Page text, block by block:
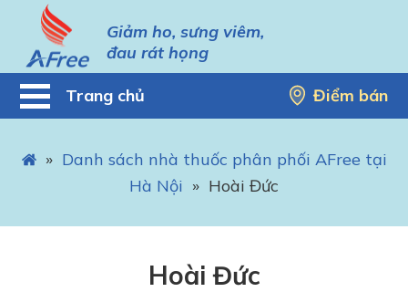
Giảm ho, sưng viêm,
đau rát họng
Trang chủ Điểm bán
» Danh sách nhà thuốc phân phối AFree tại
Hà Nội » Hoài Đức
Hoài Đức